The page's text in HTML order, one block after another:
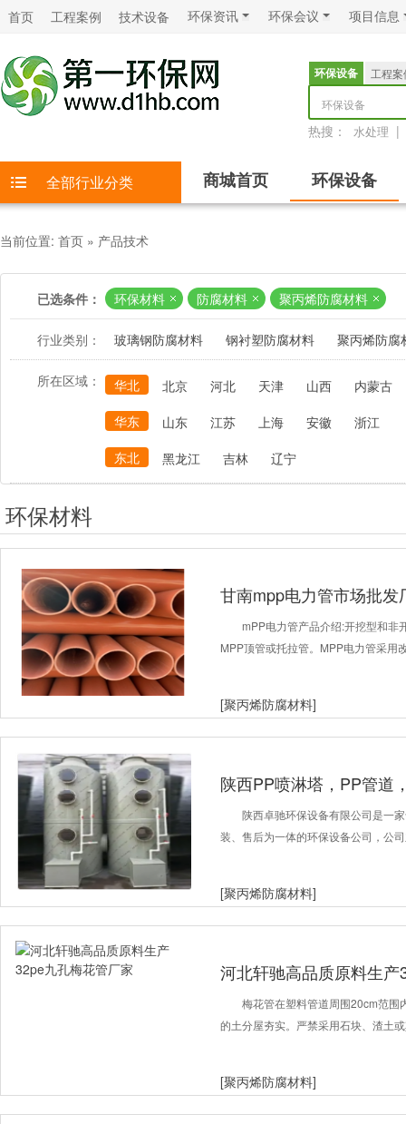
首页 工程案例 技术设备 环保资讯 环保会议 项目信息
环保设备
工程案
环保设备
热搜： 水处理 |
全部行业分类 商城首页 环保设备
当前位置: 首页 » 产品技术
已选条件： 环保材料 防腐材料 聚丙烯防腐材料
行业类别： 玻璃钢防腐材料 钢衬塑防腐材料 聚丙烯防腐
所在区域： 华北 北京 河北 天津 山西
内蒙古
华东
山东 江苏 上海 安徽
浙江
东北
黑龙江 吉林 辽宁
环保材料
甘南mpp电力管市场批
mPP电力管产品介绍:开挖型和非
MPP顶管或托拉管。MPP电力管采用
[聚丙烯防腐材料]
陕西PP喷淋塔，PP管道
设备生产厂家
陕西卓驰环保设备有限公司是一
装、售后为一体的环保设备公司，公
[聚丙烯防腐材料]
河北轩驰高品质原料生
梅花管在塑料管道周围20cm范围
的土分屋夯实。严禁采用石块、渣土
[聚丙烯防腐材料]